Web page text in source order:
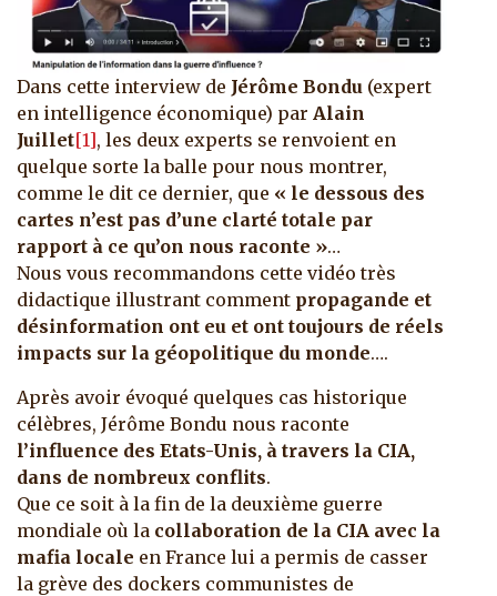
Dans cette interview de Jérôme Bondu (expert
en intelligence économique) par Alain
Juillet[1], les deux experts se renvoient en
quelque sorte la balle pour nous montrer,
comme le dit ce dernier, que « le dessous des
cartes n’est pas d’une clarté totale par
rapport à ce qu’on nous raconte »…
Nous vous recommandons cette vidéo très
didactique illustrant comment propagande et
désinformation ont eu et ont toujours de réels
impacts sur la géopolitique du monde….
Après avoir évoqué quelques cas historique
célèbres, Jérôme Bondu nous raconte
l’influence des Etats-Unis, à travers la CIA,
dans de nombreux conflits.
Que ce soit à la fin de la deuxième guerre
mondiale où la collaboration de la CIA avec la
mafia locale en France lui a permis de casser
la grève des dockers communistes de